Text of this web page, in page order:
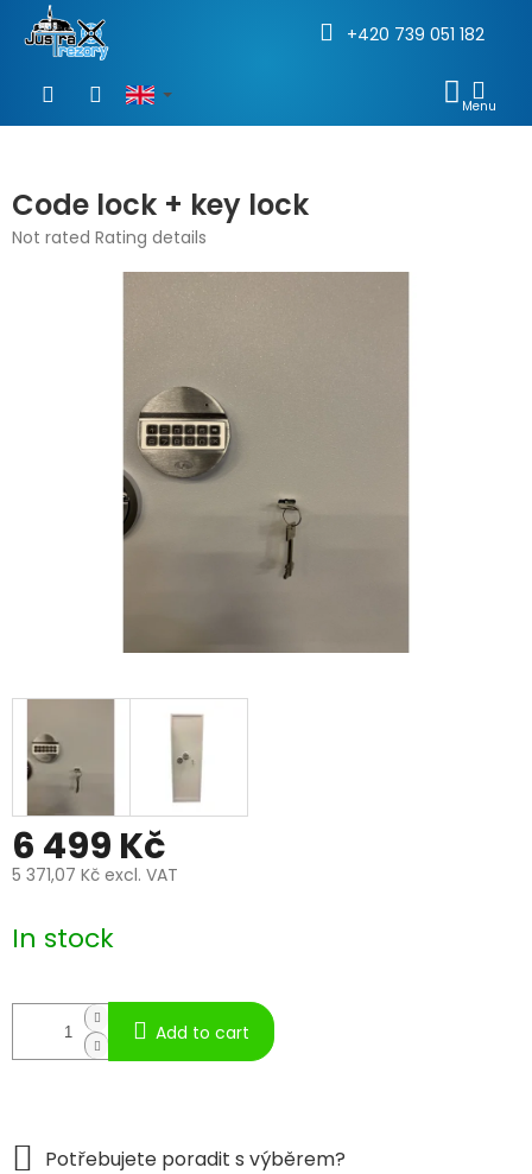
content
+420 739 051 182
Code lock + key lock
The
Not rated Rating details
6 499 Kč
5 371,07 Kč excl. VAT
price:
In stock
Add to cart